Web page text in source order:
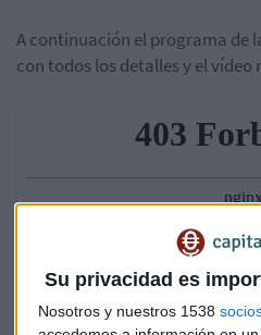
Su privacidad es
Nosotros y nuestros 1538
A continuación el programa de
con todos los detalles y el vídeo